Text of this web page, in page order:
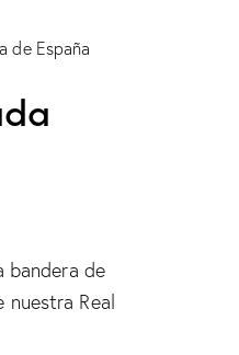
de España
bandera de
nuestra Real